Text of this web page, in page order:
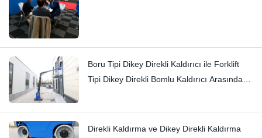
Boru Tipi Dikey Direkli Kaldırıcı ile Forklift
Tipi Dikey Direkli Bomlu Kaldırıcı Arasındaki
Direkli Kaldırma ve Dikey Direkli Kaldırma